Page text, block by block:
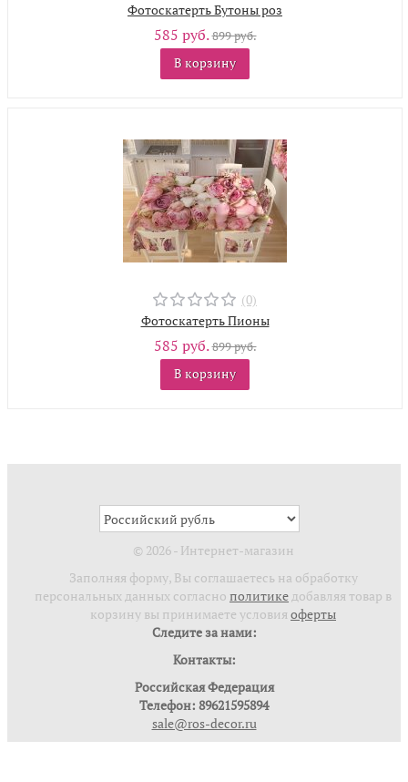
Фотоскатерть Бутоны роз
585 руб.899 руб.
В корзину
(0)
Фотоскатерть Пионы
585 руб.899 руб.
В корзину
© 2026 - Интернет-магазин
Заполняя форму, Вы соглашаетесь на обработку
персональных данных согласно политикедобавляя товар в
корзину вы принимаете условия оферты
Следите за нами:
Контакты:
Российская Федерация
Телефон: 89621595894
sale@ros-decor.ru